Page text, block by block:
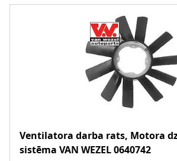
Ventilatora darba rats, Motora
sistēma VAN WEZEL0640742